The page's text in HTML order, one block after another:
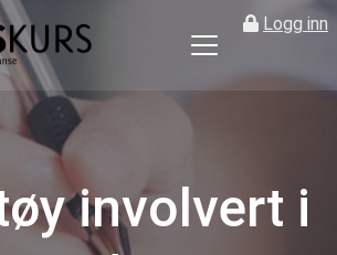
Logg inn
på
ledere
og
involvert i